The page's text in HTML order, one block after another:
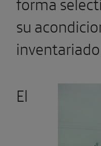
su
El